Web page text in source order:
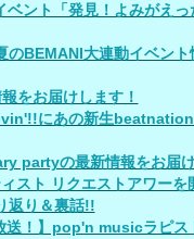
ベント「発見！よみがえ
のBEMANI大連動イベン
をお届けします！
にあの新生beatnation
partyの最新情報をお届け
スト リクエストアワーを
返り＆裏話!!
送！】pop'n musicラピス